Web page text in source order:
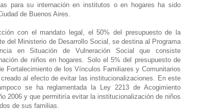
para su internación en institutos o en hogares ha sido
de Buenos Aires.
con el mandato legal, el 50% del presupuesto de la
del Ministerio de Desarrollo Social, se destina al Programa
en Situación de Vulneración Social que consiste
de niños en hogares. Solo el 5% del presupuesto de
Fortalecimiento de los Vínculos Familiares y Comunitarios
al efecto de evitar las institucionalizaciones. En este
se ha reglamentada la Ley 2213 de Acogimiento
2006 y que permitiría evitar la institucionalización de niños
de sus familias.